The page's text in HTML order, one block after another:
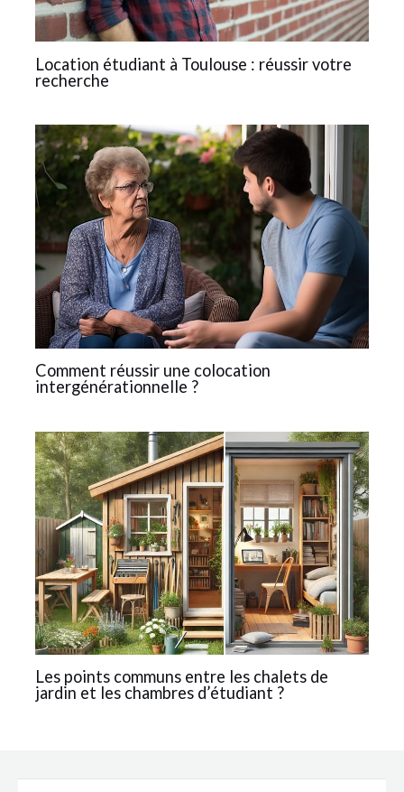
Location étudiant à Toulouse : réussir votre
recherche
Comment réussir une colocation
intergénérationnelle ?
Les points communs entre les chalets de
jardin et les chambres d’étudiant ?